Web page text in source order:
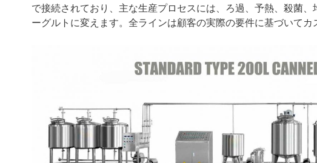
で接続されており、主な生産プロセスには、ろ過、予熱、殺菌
ーグルトに変えます。全ラインは顧客の実際の要件に基づいてカ